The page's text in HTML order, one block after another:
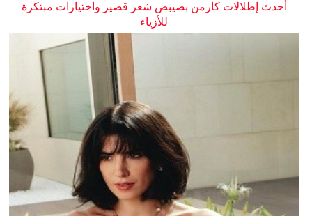
أحدث إطلالات كارمن بصيبص شعر قصير واختيارات مبتكرة
للأزياء